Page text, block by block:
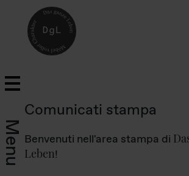
Menu
Comunicati stampa
Benvenuti nell'area stampa di
Leben!